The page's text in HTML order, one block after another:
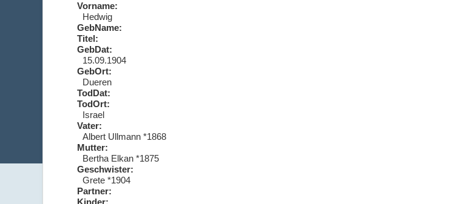
Vorname:
Hedwig
GebName:
Titel:
GebDat:
15.09.1904
GebOrt:
Dueren
TodDat:
TodOrt:
Israel
Vater:
Albert Ullmann *1868
Mutter:
Bertha Elkan *1875
Geschwister:
Grete *1904
Partner:
Kinder: